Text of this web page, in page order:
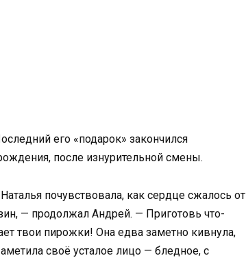
его «подарок» закончился
после изнурительной смены.
почувствовала, как сердце сжалось от
— продолжал Андрей. — Приготовь что-
твои пирожки! Она едва заметно кивнула,
своё усталое лицо — бледное, с